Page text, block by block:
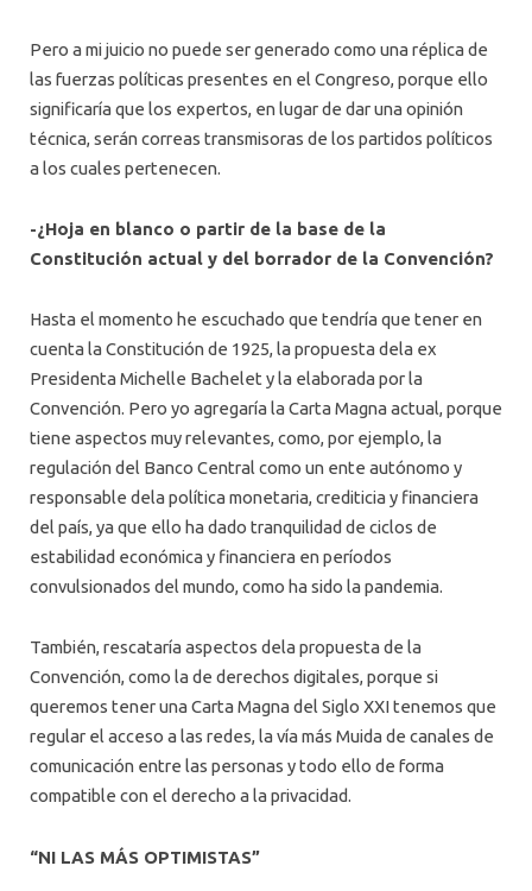
Pero a mi juicio no puede ser generado como una réplica de
las fuerzas políticas presentes en el Congreso, porque ello
significaría que los expertos, en lugar de dar una opinión
técnica, serán correas transmisoras de los partidos políticos
a los cuales pertenecen.
-¿Hoja en blanco o partir de la base de la
Constitución actual y del borrador de la Convención?
Hasta el momento he escuchado que tendría que tener en
cuenta la Constitución de 1925, la propuesta dela ex
Presidenta Michelle Bachelet y la elaborada por la
Convención. Pero yo agregaría la Carta Magna actual, porque
tiene aspectos muy relevantes, como, por ejemplo, la
regulación del Banco Central como un ente autónomo y
responsable dela política monetaria, crediticia y financiera
del país, ya que ello ha dado tranquilidad de ciclos de
estabilidad económica y financiera en períodos
convulsionados del mundo, como ha sido la pandemia.
También, rescataría aspectos dela propuesta de la
Convención, como la de derechos digitales, porque si
queremos tener una Carta Magna del Siglo XXI tenemos que
regular el acceso a las redes, la vía más Muida de canales de
comunicación entre las personas y todo ello de forma
compatible con el derecho a la privacidad.
“NI LAS MÁS OPTIMISTAS”